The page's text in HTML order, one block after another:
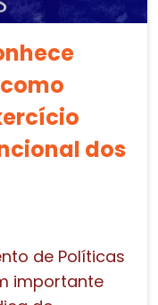
dos
de Políticas
importante